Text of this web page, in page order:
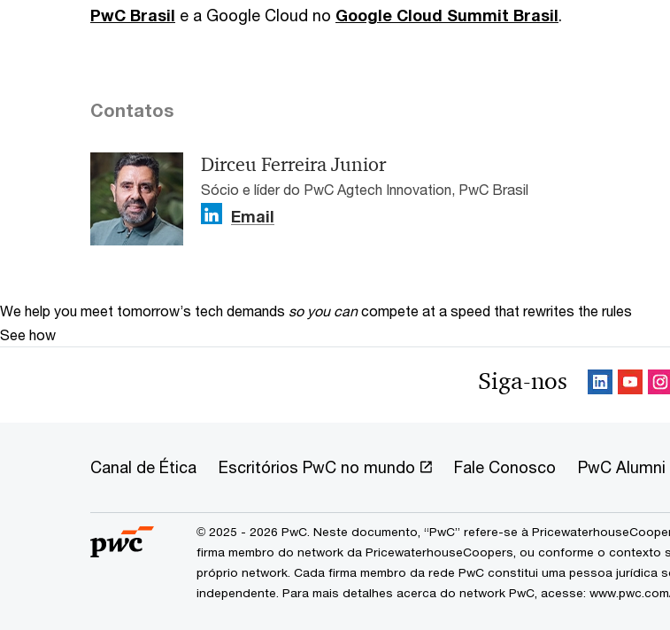
PwC Brasil e a Google Cloud no Google Cloud Summit Brasil.
Contatos
Dirceu Ferreira Junior
Sócio e líder do PwC Agtech Innovation, PwC Brasil
Email
We help you meet tomorrow’s tech demands so you can compete at a speed that rewrites the rules
See how
Siga-nos
Canal de Ética Escritórios PwC no mundo Fale Conosco PwC Alumni
© 2025 - 2026 PwC. Neste documento, “PwC” refere-se à
firma membro do network da PricewaterhouseCoopers, ou conforme o contexto
próprio network. Cada firma membro da rede PwC constitui uma pessoa jurídica
independente. Para mais detalhes acerca do network PwC, acesse: